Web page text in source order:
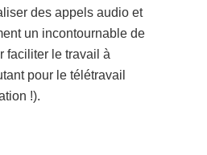
des appels audio et
un incontournable de
faciliter le travail à
pour le télétravail
!).